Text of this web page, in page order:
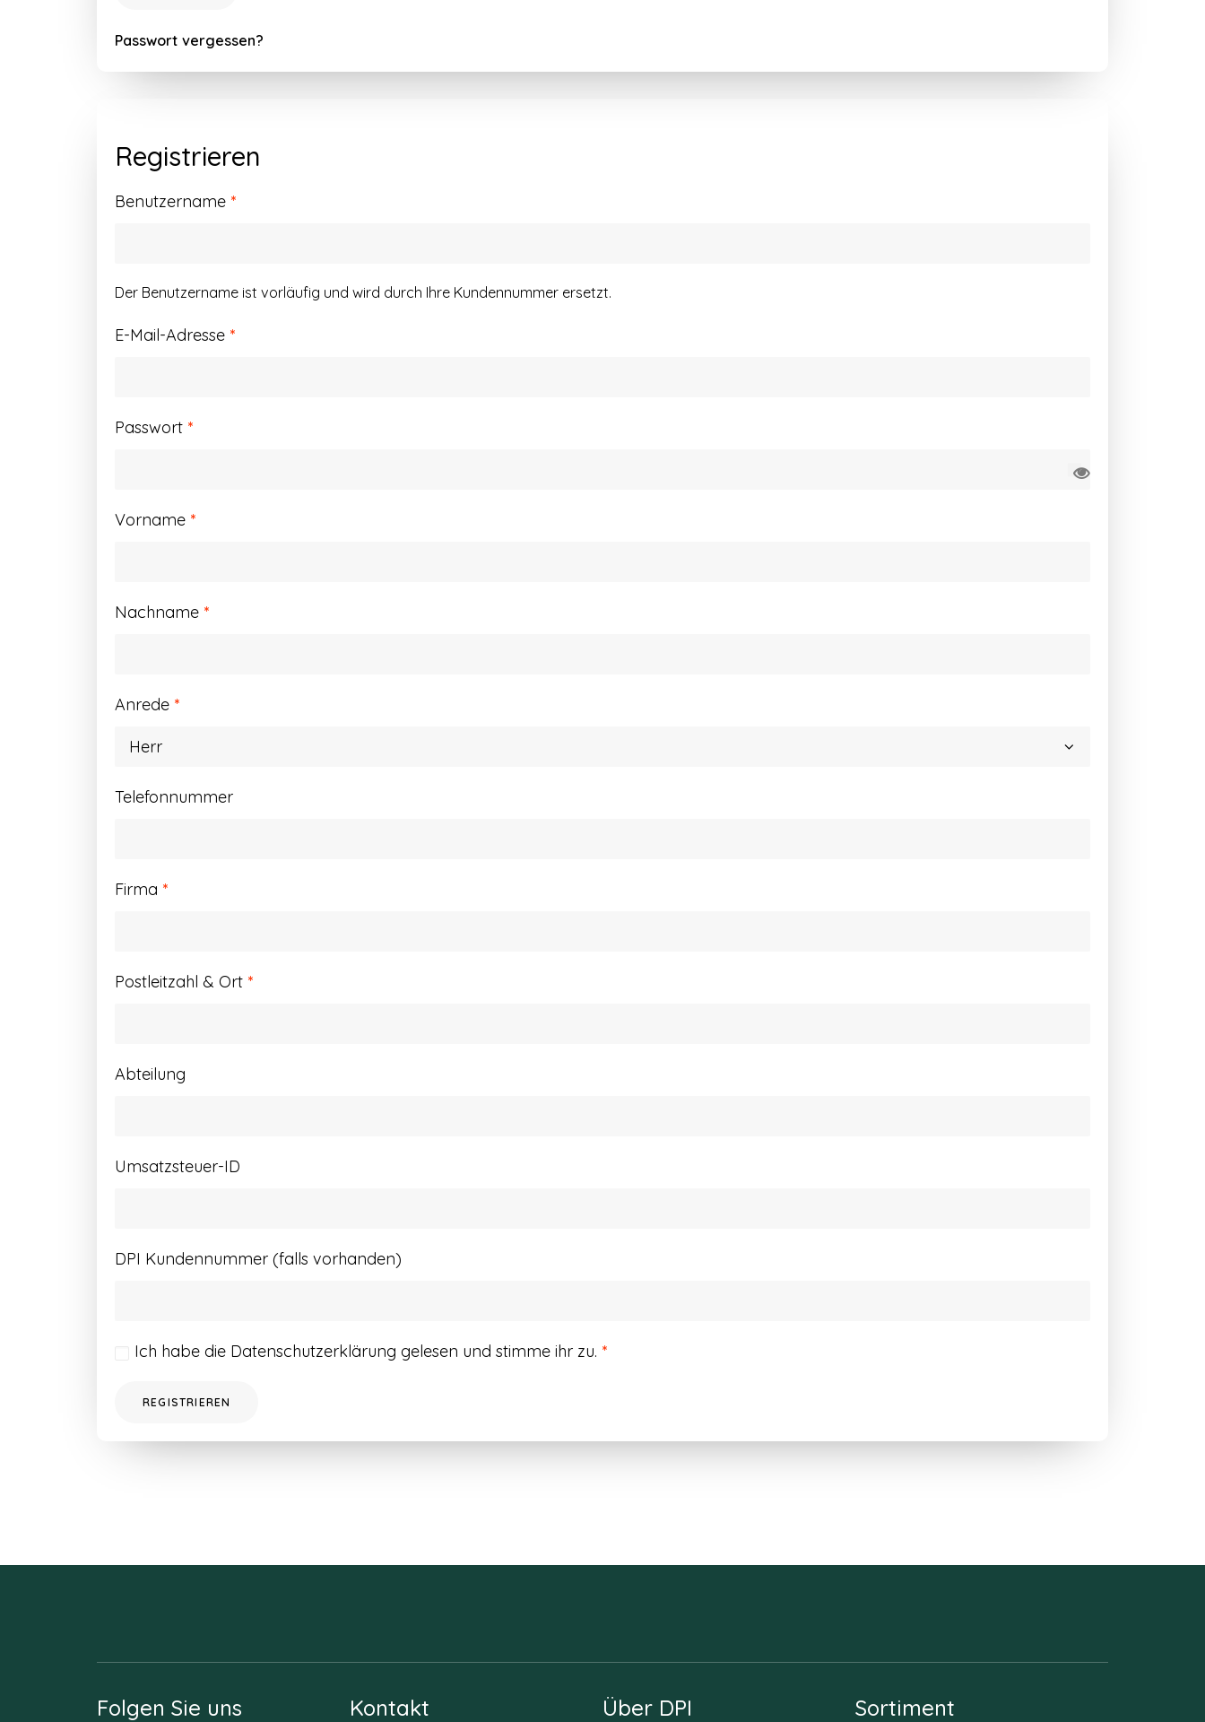
Passwort vergessen?
Registrieren
Benutzername *Erforderlich
Der Benutzername ist vorläufig und wird durch Ihre Kundennummer ersetzt.
E-Mail-Adresse *Erforderlich
Passwort *Erforderlich
Vorname *
Nachname *
Anrede *
Telefonnummer
Firma *
Postleitzahl & Ort *
Abteilung
Umsatzsteuer-ID
DPI Kundennummer (falls vorhanden)
Ich habe die Datenschutzerklärung gelesen und stimme ihr zu. *
REGISTRIEREN
Folgen Sie uns Kontakt Über DPI Sortiment